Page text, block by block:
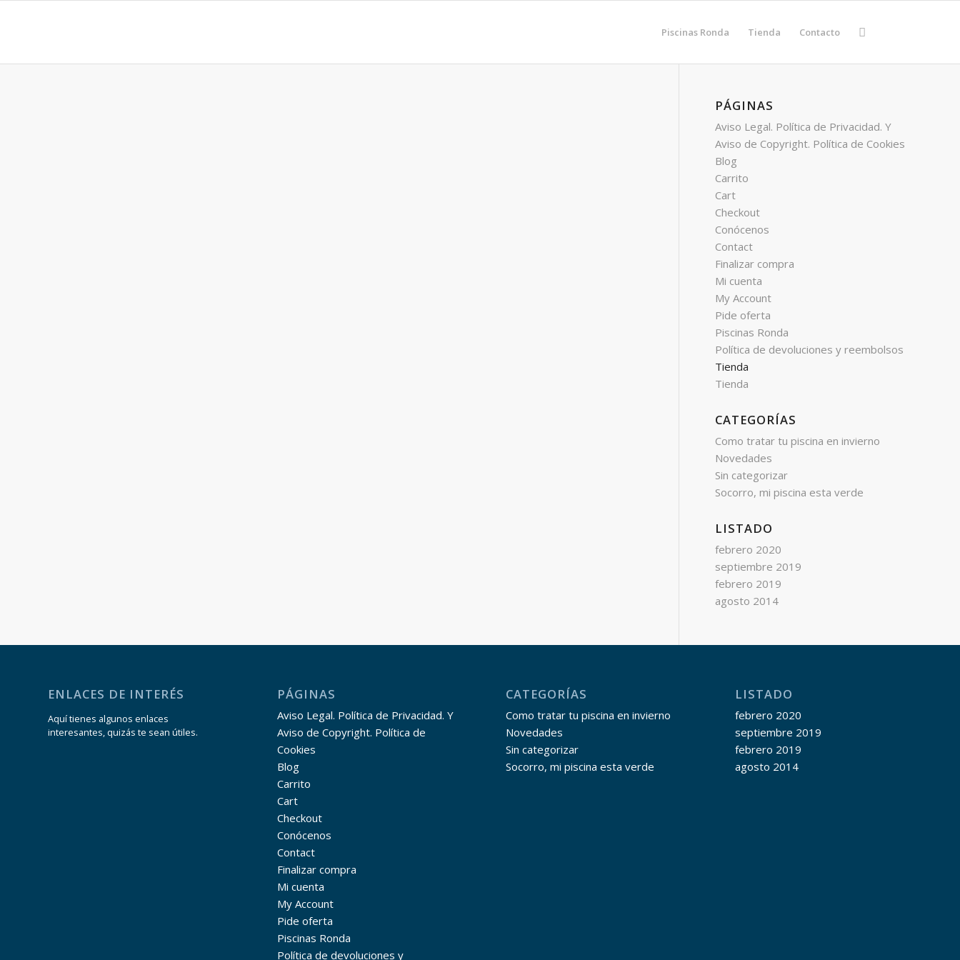
Piscinas Ronda Tienda Contacto
PÁGINAS
Aviso Legal. Política de Privacidad. Y
Aviso de Copyright. Política de Cookies
Blog
Carrito
Cart
Checkout
Conócenos
Contact
Finalizar compra
Mi cuenta
My Account
Pide oferta
Piscinas Ronda
Política de devoluciones y reembolsos
Tienda
Tienda
CATEGORÍAS
Como tratar tu piscina en invierno
Novedades
Sin categorizar
Socorro, mi piscina esta verde
LISTADO
febrero 2020
septiembre 2019
febrero 2019
agosto 2014
ENLACES DE INTERÉS
Aquí tienes algunos enlaces
interesantes, quizás te sean útiles.
PÁGINAS
Aviso Legal. Política de Privacidad. Y
Aviso de Copyright. Política de
Cookies
Blog
Carrito
Cart
Checkout
Conócenos
Contact
Finalizar compra
Mi cuenta
My Account
Pide oferta
Piscinas Ronda
Política de devoluciones y
CATEGORÍAS
Como tratar tu piscina en invierno
Novedades
Sin categorizar
Socorro, mi piscina esta verde
LISTADO
febrero 2020
septiembre 2019
febrero 2019
agosto 2014